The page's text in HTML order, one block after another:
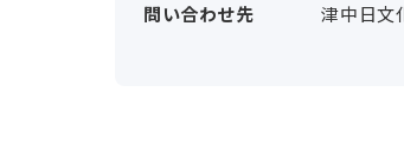
問い合わせ先 津中日文